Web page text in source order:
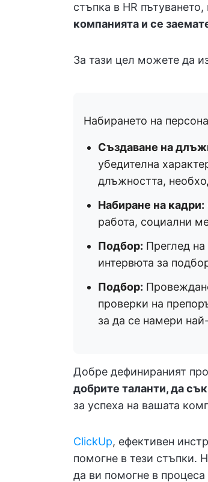
стъпка в HR пътуването,
компанията и се
За тази цел можете да
Набирането на
Създаване на
убедителна
длъжността,
Набиране на кадри:
работа, социални
Подбор: Преглед
интервюта за
Подбор:
проверки на
за да се намери
Добре дефинираният
добрите таланти, да
за успеха на вашата
ClickUp, ефективен
помогне в тези стъпки.
да ви помогне в